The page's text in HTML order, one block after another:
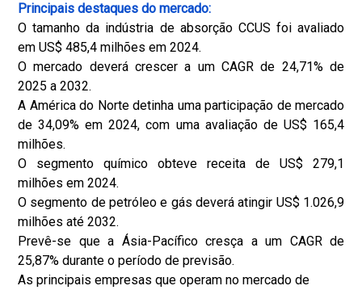
Principais destaques do mercado:
O tamanho da indústria de absorção CCUS foi avaliado
em US$ 485,4 milhões em 2024.
O mercado deverá crescer a um CAGR de 24,71% de
2025 a 2032.
A América do Norte detinha uma participação de mercado
de 34,09% em 2024, com uma avaliação de US$ 165,4
milhões.
O segmento químico obteve receita de US$ 279,1
milhões em 2024.
O segmento de petróleo e gás deverá atingir US$ 1.026,9
milhões até 2032.
Prevê-se que a Ásia-Pacífico cresça a um CAGR de
25,87% durante o período de previsão.
As principais empresas que operam no mercado de